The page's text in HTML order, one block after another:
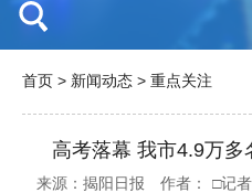
首页 > 新闻动态 > 重点关注
高考落幕 我市4.9万
来源：揭阳日报 作者： □记